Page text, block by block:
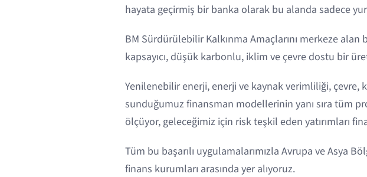
hayata geçirmiş bir banka olarak bu alanda sadece
BM Sürdürülebilir Kalkınma Amaçlarını merkeze
kapsayıcı, düşük karbonlu, iklim ve çevre dostu bir
Yenilenebilir enerji, enerji ve kaynak verimliliği, çevre,
sunduğumuz finansman modellerinin yanı sıra tüm
ölçüyor, geleceğimiz için risk teşkil eden yatırımları
Tüm bu başarılı uygulamalarımızla Avrupa ve Asya
finans kurumları arasında yer alıyoruz.